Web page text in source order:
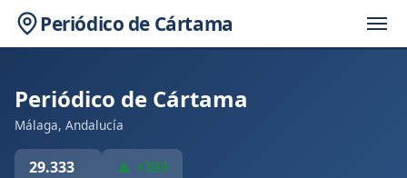
Periódico de Cártama
Periódico de Cártama
Málaga, Andalucía
29.333 ▲ +399